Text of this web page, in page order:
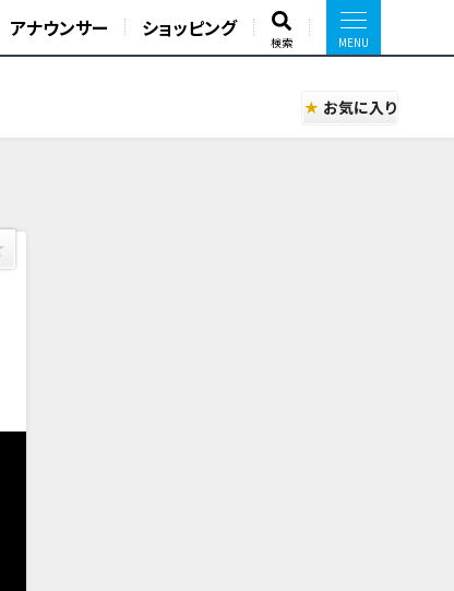
アナウンサー ショッピング
検索
お気に入り